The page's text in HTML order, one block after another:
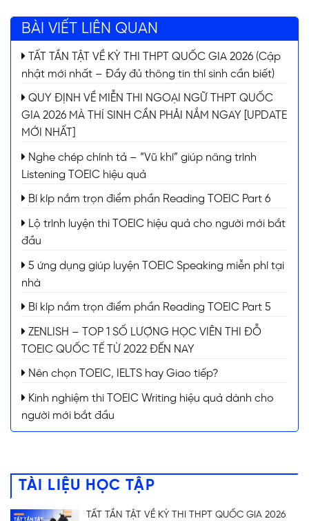
BÀI VIẾT LIÊN QUAN
TẤT TẦN TẬT VỀ KỲ THI THPT QUỐC GIA 2026 (Cập
nhật mới nhất – Đầy đủ thông tin thí sinh cần biết)
QUY ĐỊNH VỀ MIỄN THI NGOẠI NGỮ THPT QUỐC
GIA 2026 MÀ THÍ SINH CẦN PHẢI NẮM NGAY [UPDATE
MỚI NHẤT]
Nghe chép chính tả – “Vũ khí” giúp nâng trình
Listening TOEIC hiệu quả
Bí kíp nắm trọn điểm phần Reading TOEIC Part 6
Lộ trình luyện thi TOEIC hiệu quả cho người mới bắt
đầu
5 ứng dụng giúp luyện TOEIC Speaking miễn phí tại
nhà
Bí kíp nắm trọn điểm phần Reading TOEIC Part 5
ZENLISH – TOP 1 SỐ LƯỢNG HỌC VIÊN THI ĐỖ
TOEIC QUỐC TẾ TỪ 2022 ĐẾN NAY
Nên chọn TOEIC, IELTS hay Giao tiếp?
Kinh nghiệm thi TOEIC Writing hiệu quả dành cho
người mới bắt đầu
TÀI LIỆU HỌC TẬP
TẤT TẦN TẬT VỀ KỲ THI THPT QUỐC GIA 2026